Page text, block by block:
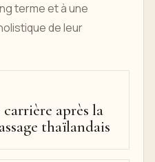
terme et à une
de leur
après la
thaïlandais